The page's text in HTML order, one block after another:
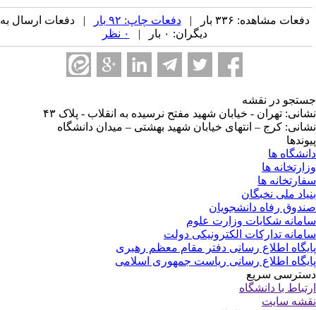
دفعات مشاهده: ۳۳۶ بار | دفعات چاپ: ۹۲ بار
| دفعات ارسال به
دیگران: ۰ بار |
در نقشه
تهران - خیابان شهید مفتح نرسیده به انقلاب - پلاک ۴۳
کرج – انتهای خیابان شهید بهشتی – میدان دانشگاه
ها
ها
ها
ملی نخبگان
رفاه دانشجویان
شکایات وزارت علوم
تدارکات الکترونیکی دولت
اطلاع رسانی دفتر مقام معظم رهبری
اطلاع رسانی ریاست جمهوری اسلامی
سریع
با دانشگاه
سایت